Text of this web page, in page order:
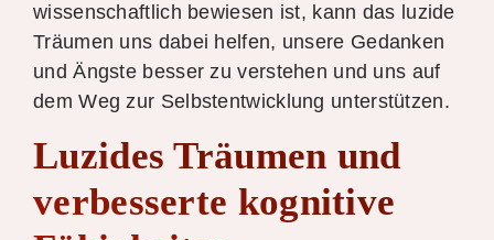
wissenschaftlich bewiesen ist, kann das luzide
Träumen uns dabei helfen, unsere Gedanken
und Ängste besser zu verstehen und uns auf
dem Weg zur Selbstentwicklung unterstützen.
Luzides Träumen und
verbesserte kognitive